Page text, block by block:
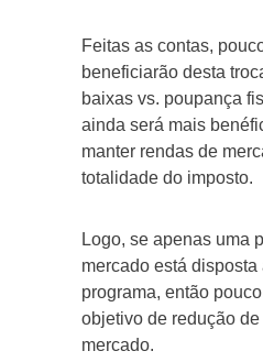
Feitas as contas,
beneficiarão desta
baixas vs. poupança
ainda será mais
manter rendas de
totalidade do imposto.
Logo, se apenas uma
mercado está disposta
programa, então
objetivo de redução
mercado.